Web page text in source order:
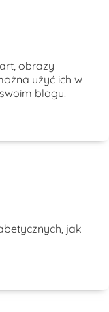
obrazy
użyć ich w
blogu!
jak